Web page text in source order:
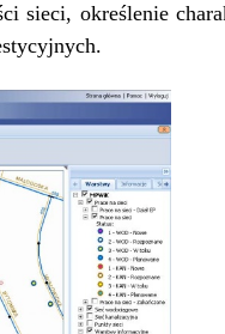
sieci, określenie